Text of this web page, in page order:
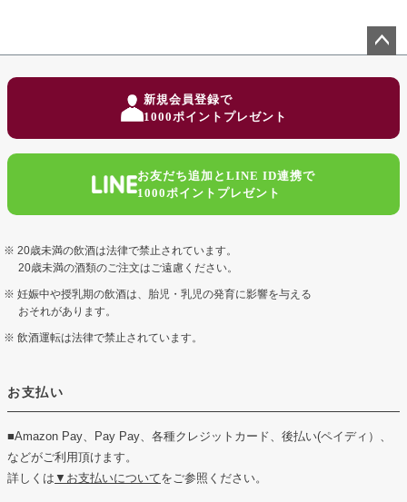
新規会員登録で
1000ポイントプレゼント
お友だち追加とLINE ID連携で
1000ポイントプレゼント
20歳未満の飲酒は法律で禁止されています。
20歳未満の酒類のご注文はご遠慮ください。
妊娠中や授乳期の飲酒は、胎児・乳児の発育に影響を与える
おそれがあります。
飲酒運転は法律で禁止されています。
お支払い
■Amazon Pay、Pay Pay、各種クレジットカード、後払い(ペイディ）、
などがご利用頂けます。
詳しくは ▼お支払いについてをご参照ください。